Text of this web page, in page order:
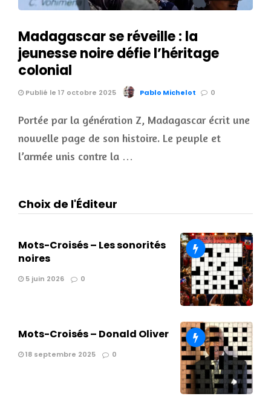
Madagascar se réveille : la
jeunesse noire défie l’héritage
colonial
Publié le 17 octobre 2025 Pablo Michelot 0
Portée par la génération Z, Madagascar écrit une
nouvelle page de son histoire. Le peuple et
l’armée unis contre la …
Choix de l'Éditeur
Mots-Croisés – Les sonorités
noires
5 juin 2026 0
Mots-Croisés – Donald Oliver
18 septembre 2025 0